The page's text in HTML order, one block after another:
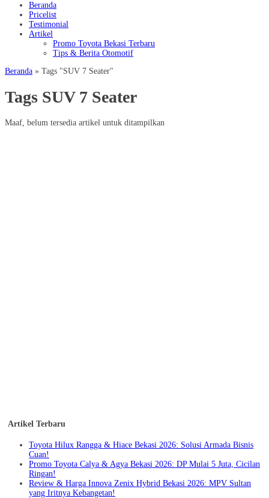
Beranda
Pricelist
Testimonial
Artikel
Promo Toyota Bekasi Terbaru
Tips & Berita Otomotif
Beranda » Tags "SUV 7 Seater"
Tags SUV 7 Seater
Maaf, belum tersedia artikel untuk ditampilkan
Artikel Terbaru
Toyota Hilux Rangga & Hiace Bekasi 2026: Solusi Armada Bisnis
Cuan!
Promo Toyota Calya & Agya Bekasi 2026: DP Mulai 5 Juta, Cicilan
Ringan!
Review & Harga Innova Zenix Hybrid Bekasi 2026: MPV Sultan
yang Iritnya Kebangetan!